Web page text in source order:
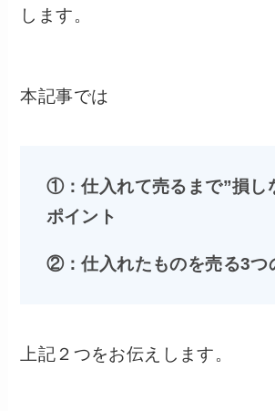
します。
本記事では
①：仕入れて売るまで”損し
ポイント
②：仕入れたものを売る3つ
上記２つをお伝えします。